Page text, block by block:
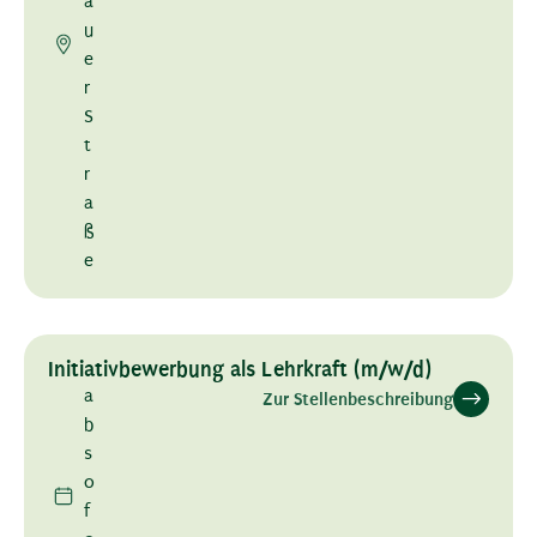
u
e
r
S
t
r
a
ß
e
Initiativbewerbung als Lehrkraft (m/w/d)
a
b
s
o
f
Zur Stellenbeschreibung